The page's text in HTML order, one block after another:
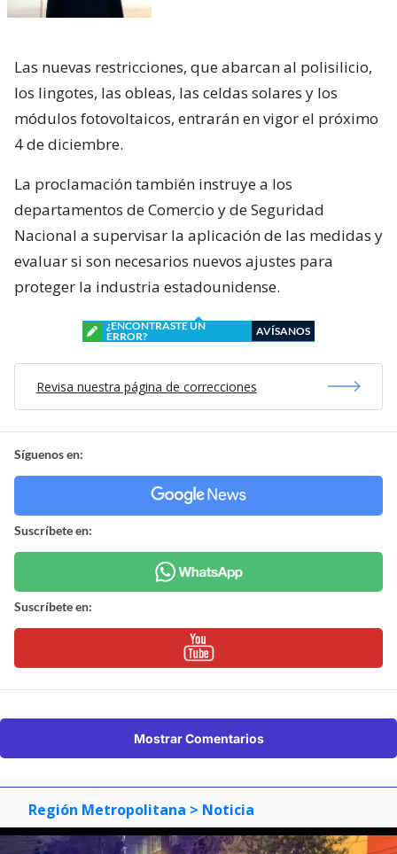
Las nuevas restricciones, que abarcan al polisilicio,
los lingotes, las obleas, las celdas solares y los
módulos fotovoltaicos, entrarán en vigor el próximo
4 de diciembre.
La proclamación también instruye a los
departamentos de Comercio y de Seguridad
Nacional a supervisar la aplicación de las medidas y
evaluar si son necesarios nuevos ajustes para
proteger la industria estadounidense.
¿ENCONTRASTE UN
ERROR?
AVÍSANOS
Revisa nuestra página de correcciones
Síguenos en:
Suscríbete en:
Suscríbete en:
Mostrar Comentarios
Región Metropolitana > Noticia